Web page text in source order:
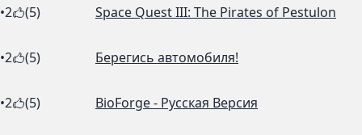
•2 (5) Space Quest III: The Pirates of Pestulon
•2 (5) Берегись автомобиля!
•2 (5) BioForge - Русская Версия